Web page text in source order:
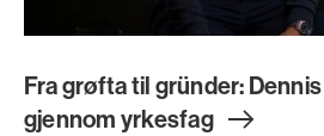
Fra grøfta til gründer:
gjennom yrkesfag